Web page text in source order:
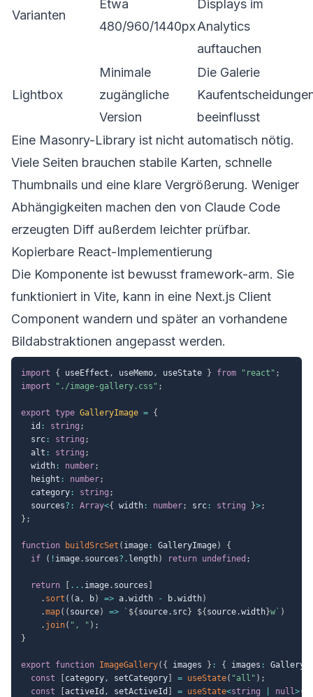
Varianten
Etwa
480/960/1440px
Displays im
Analytics
auftauchen
Lightbox
Minimale
zugängliche
Version
Die Galerie
beeinflusst
Eine Masonry-Library ist nicht automatisch nötig.
Viele Seiten brauchen stabile Karten, schnelle
Thumbnails und eine klare Vergrößerung. Weniger
Abhängigkeiten machen den von Claude Code
erzeugten Diff außerdem leichter prüfbar.
Kopierbare React-Implementierung
Die Komponente ist bewusst framework-arm. Sie
funktioniert in Vite, kann in eine Next.js Client
Component wandern und später an vorhandene
Bildabstraktionen angepasst werden.
import { useEffect , useMemo, useState } from "react" ;
import
"./image-gallery.css" ;
export type GalleryImage = {
  id
: string ;
  src
: string ;
  alt
: string ;
  width
: number;
  height
: number;
  category
: string ;
  sources
? : Array<{ width : number; src : string }>;
} ;
function buildSrcSet ( image : GalleryImage)
{
if
( ! image. sources?. length) return undefined ;
return ... image. sources
. sort ( (a, b) => a.width - b.width)
.map( ( source) => ` ${ source. src} ${ source.width}w ` )
. join( ", " ) ;
}
export function ImageGallery( { images } : { images :
const
category, setCategory = useState( "all" ) ;
const
activeId , setActiveId = useState<string null>(